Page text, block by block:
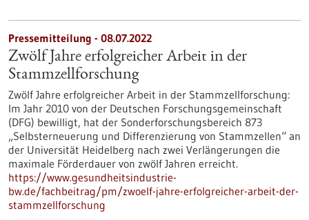
Pressemitteilung - 08.07.2022
Zwölf Jahre erfolgreicher Arbeit in der
Stammzellforschung
Zwölf Jahre erfolgreicher Arbeit in der Stammzellforschung:
Im Jahr 2010 von der Deutschen Forschungsgemeinschaft
(DFG) bewilligt, hat der Sonderforschungsbereich 873
„Selbsterneuerung und Differenzierung von Stammzellen“ an
der Universität Heidelberg nach zwei Verlängerungen die
maximale Förderdauer von zwölf Jahren erreicht.
https://www.gesundheitsindustrie-
bw.de/fachbeitrag/pm/zwoelf-jahre-erfolgreicher-arbeit-der-
stammzellforschung